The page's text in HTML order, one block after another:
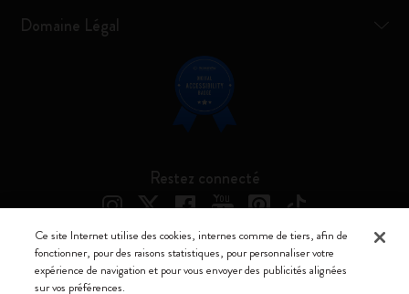
Domaine Légal
Restez connecté
Moleskine ® est une marque enregistrée de Moleskine Srl a socio unico
Ce site Internet utilise des cookies, internes comme de tiers, afin de
fonctionner, pour des raisons statistiques, pour personnaliser votre
expérience de navigation et pour vous envoyer des publicités alignées
sur vos préférences.